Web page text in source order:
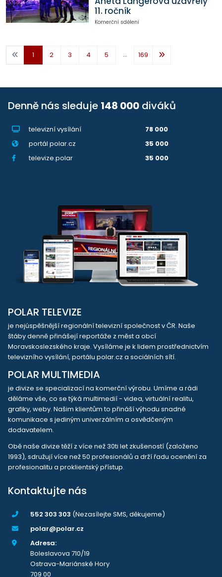
11. ročník
Komerční sdělení
1 2 3 4 5 ... 169
Denně nás sleduje 148 000 diváků
televizní vysílání
78 000
portál polar.cz
35 000
televize.polar
35 000
POLAR TELEVIZE
je nejúspěšnější regionální televizní společnost v ČR. Naše
štáby denně přinášejí reportáže z měst a obcí
Moravskoslezského kraje. Vysíláme je k lidem prostřednictvím
televizního vysílání, portálu polar.cz a sociálních sítí.
POLAR MULTIMEDIA
je divize se specializací na komerční výrobu. Umíme a rádi
děláme vše, co se týká multimedií - videa, virtuální realitu,
grafiky, weby. Našim klientům to přináší výhodu snadné
komunikace s jediným univerzálním a osvědčeným
dodavatelem.
Obě naše divize těží z více než 30ti let zkušeností (založeno
1993), sdružují více než 50 profesionálů a drží řadu ocenění za
profesionalitu a proklientský přístup.
Kontaktujte nás
552 303 303 (Nezasílejte SMS, děkujeme)
polar@polar.cz
Adresa:
Boleslavova 710/19
Ostrava-Mariánské Hory
709 00